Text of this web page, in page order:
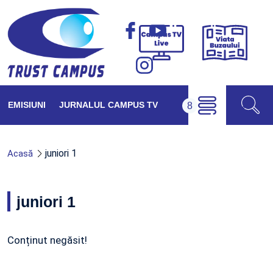
Campus
Viața
EMISIUNI JURNALUL CAMPUS TV
Acasă juniori 1
juniori 1
Conținut negăsit!